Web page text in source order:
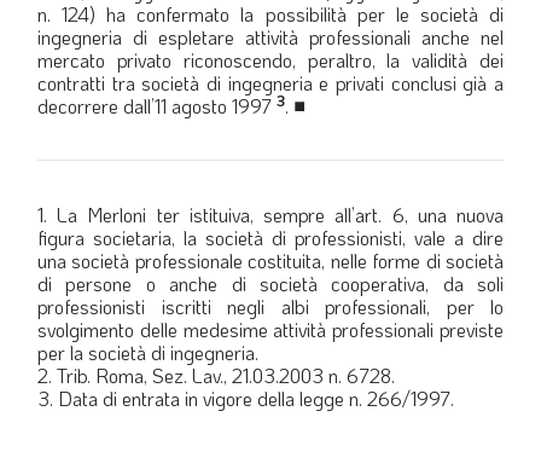
n. 124) ha confermato la possibilità per le società di
ingegneria di espletare attività professionali anche nel
mercato privato riconoscendo, peraltro, la validità dei
contratti tra società di ingegneria e privati conclusi già a
decorrere dall’11 agosto 1997 3. ■
1. La Merloni ter istituiva, sempre all’art. 6, una nuova
figura societaria, la società di professionisti, vale a dire
una società professionale costituita, nelle forme di società
di persone o anche di società cooperativa, da soli
professionisti iscritti negli albi professionali, per lo
svolgimento delle medesime attività professionali previste
per la società di ingegneria.
2. Trib. Roma, Sez. Lav., 21.03.2003 n. 6728.
3. Data di entrata in vigore della legge n. 266/1997.